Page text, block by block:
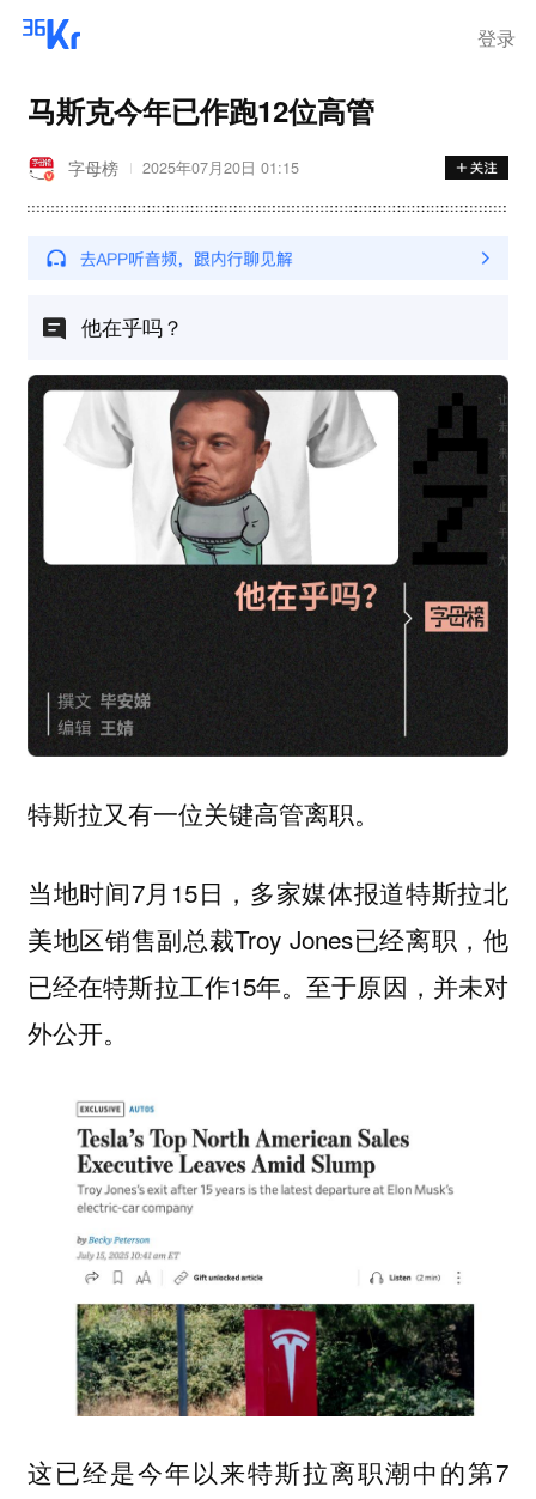
登录
马斯克今年已作跑12位高管
字母榜 2025年07月20日 01:15
他在乎吗？
特斯拉又有一位关键高管离职。
当地时间7月15日，多家媒体报道特斯拉北
美地区销售副总裁Troy Jones已经离职，他
已经在特斯拉工作15年。至于原因，并未对
外公开。
这已经是今年以来特斯拉离职潮中的第7